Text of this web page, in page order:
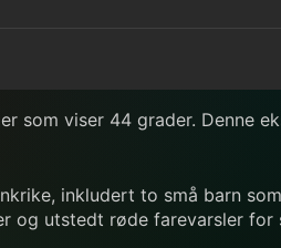
som viser 44 grader. Denne
inkludert to små barn
og utstedt røde farevarsler for